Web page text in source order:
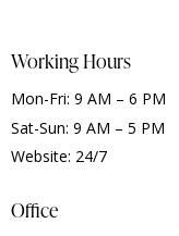
Working Hours
Mon-Fri: 9 AM – 6 PM
Sat-Sun: 9 AM – 5 PM
Website: 24/7
Office